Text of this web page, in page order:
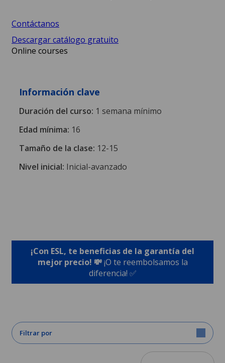
Información clave
Duración del curso: 1 semana mínimo
Edad mínima: 16
Tamaño de la clase: 12-15
Nivel inicial: Inicial-avanzado
Contáctanos
Descargar catálogo gratuito
Online courses
¡Con ESL, te beneficias de la garantía del
mejor precio! 💸¡O te reembolsamos la
diferencia! ✅
Filtrar por